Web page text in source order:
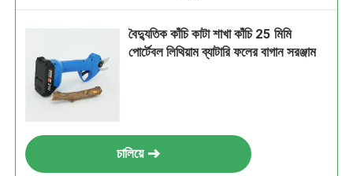
বৈদ্যুতিক কাঁচি কাটা শাখা কাঁচি 25 মিমি
পোর্টেবল লিথিয়াম ব্যাটারি ফলের বাগান সরঞ্জাম
চালিয়ে